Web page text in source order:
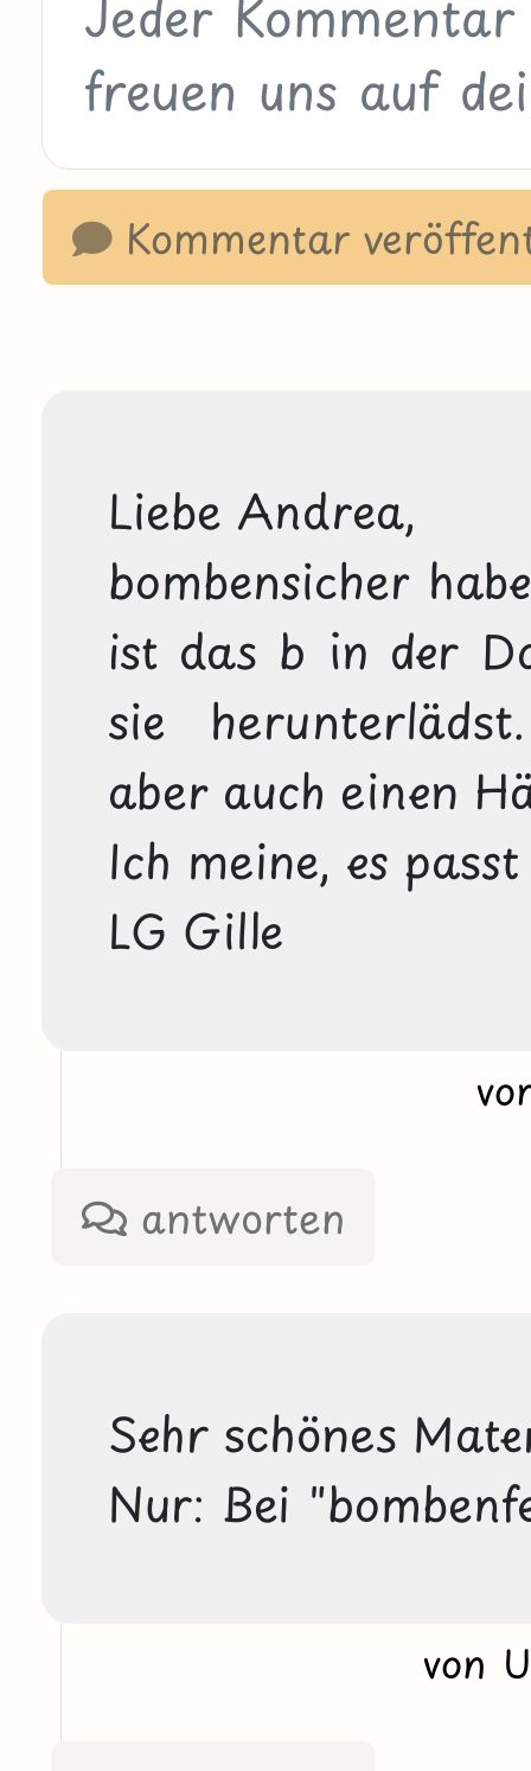
Kommentar
Liebe Andrea,
bombensicher
ist das b in der
sie
aber auch einen
Ich meine, es
LG Gille
antworten
Sehr schönes
Nur: Bei
von